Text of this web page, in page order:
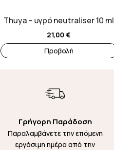
Thuya – υγρό neutraliser 10 ml
21,00€
Προβολή
Γρήγορη Παράδοση
Παραλαμβάνετε την επόμενη
εργάσιμη ημέρα από την